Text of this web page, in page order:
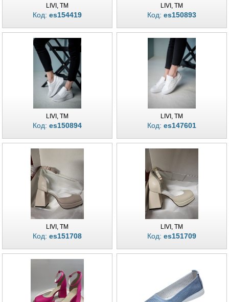
LIVI, TM
Код: es154419
LIVI, TM
Код: es150893
LIVI, TM
Код: es150894
LIVI, TM
Код: es147601
LIVI, TM
Код: es151708
LIVI, TM
Код: es151709